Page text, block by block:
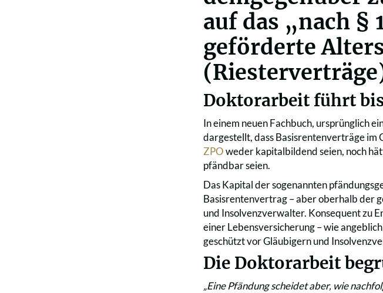
auf das „nach §
geförderte
Doktorarbeit führt
In einem neuen Fachbuch, ursprünglich
dargestellt, dass Basisrentenverträge im
ZPOweder kapitalbildend seien, noch
pfändbar seien.
Das Kapital der sogenannten
Basisrentenvertrag – aber oberhalb der
und Insolvenzverwalter. Konsequent zu
einer Lebensversicherung – wie
geschützt vor Gläubigern und
Die Doktorarbeit
„Eine Pfändung scheidet aber, wie